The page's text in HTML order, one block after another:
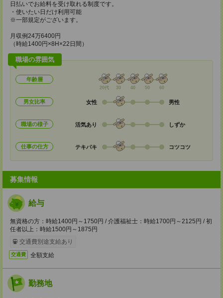
日払いでお給料を受け取れる制度です。
・使いたい日だけ利用可能
※一部規定がございます。
月収例24万6400円
（時給1400円×8H×22日間）
職場の雰囲気
年齢層
20代 30 40 50 60
男女比率 女性 男性
職場の様子 活気あり しずか
仕事の仕方 テキパキ コツコツ
募集情報
給与
無資格の方：時給1400円～1750円 / 介護福祉士：時給1700円～2125円 / 初
任者以上：時給1500円～1875円
交通費別途支給あり
交通費 全額支給
勤務地